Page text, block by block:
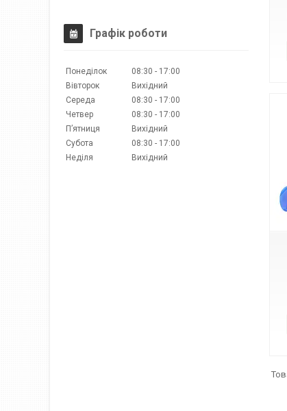
Графік роботи
Понеділок 08:30
17:00
Вівторок
Вихідний
Середа
08:30
17:00
Четвер
08:30
17:00
Пʼятниця
Вихідний
Субота
08:30
17:00
Неділя
Вихідний